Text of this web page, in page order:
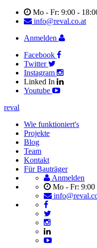
Mo - Fr: 9:00 -
info@reval.co.at
Anmelden
Facebook
Twitter
Instagram
Linked In
Youtube
reval
Wie funktioniert's
Projekte
Blog
Team
Kontakt
Für Bauträger
Anmelden
Mo - Fr: 9:00